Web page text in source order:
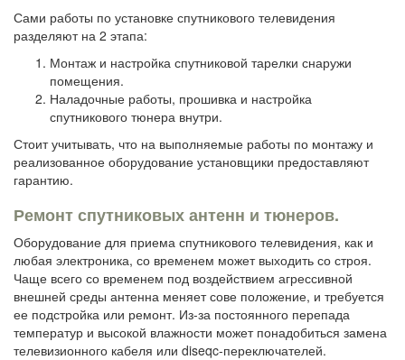
Сами работы по установке спутникового телевидения
разделяют на 2 этапа:
Монтаж и настройка спутниковой тарелки снаружи
помещения.
Наладочные работы, прошивка и настройка
спутникового тюнера внутри.
Стоит учитывать, что на выполняемые работы по монтажу и
реализованное оборудование установщики предоставляют
гарантию.
Ремонт спутниковых антенн и тюнеров.
Оборудование для приема спутникового телевидения, как и
любая электроника, со временем может выходить со строя.
Чаще всего со временем под воздействием агрессивной
внешней среды антенна меняет сове положение, и требуется
ее подстройка или ремонт. Из-за постоянного перепада
температур и высокой влажности может понадобиться замена
телевизионного кабеля или diseqc-переключателей.